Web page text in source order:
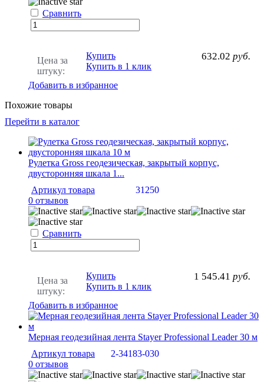
Сравнить
Цена за
штуку:
632.02 руб.
Купить
Купить в 1 клик
Добавить в избранное
Похожие товары
Перейти в каталог
Рулетка Gross геодезическая, закрытый корпус,
двусторонняя шкала 1...
Артикул товара
31250
0 отзывов
Сравнить
Цена за
штуку:
1 545.41 руб.
Купить
Купить в 1 клик
Добавить в избранное
Мерная геодезийная лента Stayer Professional Leader 30 м
Артикул товара
2-34183-030
0 отзывов